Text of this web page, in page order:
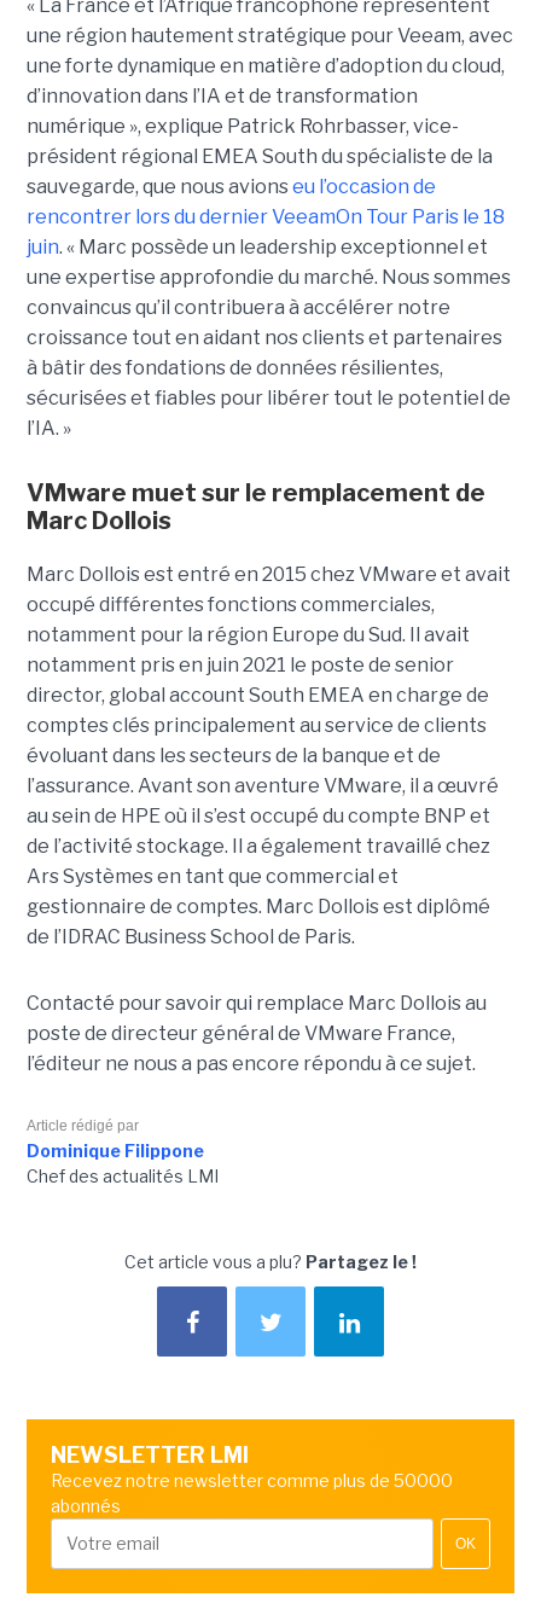
« La France et l’Afrique francophone représentent
une région hautement stratégique pour Veeam, avec
une forte dynamique en matière d’adoption du cloud,
d’innovation dans l’IA et de transformation
numérique », explique Patrick Rohrbasser, vice-
président régional EMEA South du spécialiste de la
sauvegarde, que nous avionseu l’occasion de
rencontrer lors du dernier VeeamOn Tour Paris le 18
juin. « Marc possède un leadership exceptionnel et
une expertise approfondie du marché. Nous sommes
convaincus qu’il contribuera à accélérer notre
croissance tout en aidant nos clients et partenaires
à bâtir des fondations de données résilientes,
sécurisées et fiables pour libérer tout le potentiel de
l’IA. »
VMware muet sur le remplacement de
Marc Dollois
Marc Dollois est entré en 2015 chez VMware et avait
occupé différentes fonctions commerciales,
notamment pour la région Europe du Sud. Il avait
notamment pris en juin 2021 le poste de senior
director, global account South EMEA en charge de
comptes clés principalement au service de clients
évoluant dans les secteurs de la banque et de
l’assurance. Avant son aventure VMware, il a œuvré
au sein de HPE où il s’est occupé du compte BNP et
de l’activité stockage. Il a également travaillé chez
Ars Systèmes en tant que commercial et
gestionnaire de comptes. Marc Dollois est diplômé
de l’IDRAC Business School de Paris.
Contacté pour savoir qui remplace Marc Dollois au
poste de directeur général de VMware France,
l’éditeur ne nous a pas encore répondu à ce sujet.
Article rédigé par
Dominique Filippone
Chef des actualités LMI
Cet article vous a plu? Partagez le !
NEWSLETTER LMI
Recevez notre newsletter comme plus de 50000
abonnés
OK